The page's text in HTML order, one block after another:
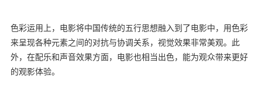
色彩运用上，电影将中国传统的五行思想融入到了电影中，用色彩
来呈现各种元素之间的对抗与协调关系，视觉效果非常美观。此
外，在配乐和声音效果方面，电影也相当出色，能为观众带来更好
的观影体验。